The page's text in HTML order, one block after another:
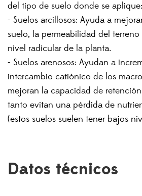
del tipo de suelo donde se aplique:
- Suelos arcillosos: Ayuda a
suelo, la permeabilidad del
nivel radicular de la planta.
- Suelos arenosos: Ayudan a
intercambio catiónico de los
mejoran la capacidad de
tanto evitan una pérdida de
(estos suelos suelen tener bajos
Datos técnicos